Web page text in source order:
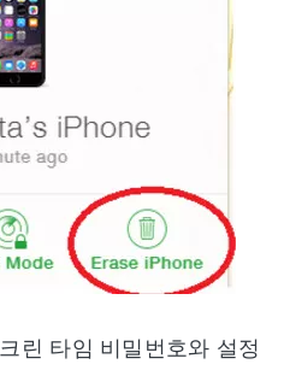
린 타임 비밀번호와 설정